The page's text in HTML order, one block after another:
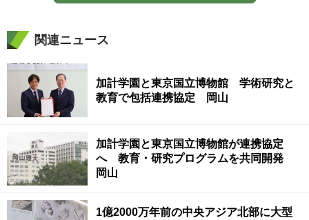
関連ニュース
加計学園と東京国立博物館 学術研究と
教育で包括連携協定 岡山
加計学園と東京国立博物館が連携協定
へ 教育・研究プログラムを共同開発
岡山
1億2000万年前の中央アジア北部に大型